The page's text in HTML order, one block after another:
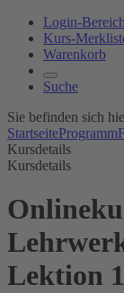
Login-Bereich
Kurs-
Warenkorb
Suche
Sie befinden sich
StartseiteProgramm
Kursdetails
Kursdetails
Lektion 1